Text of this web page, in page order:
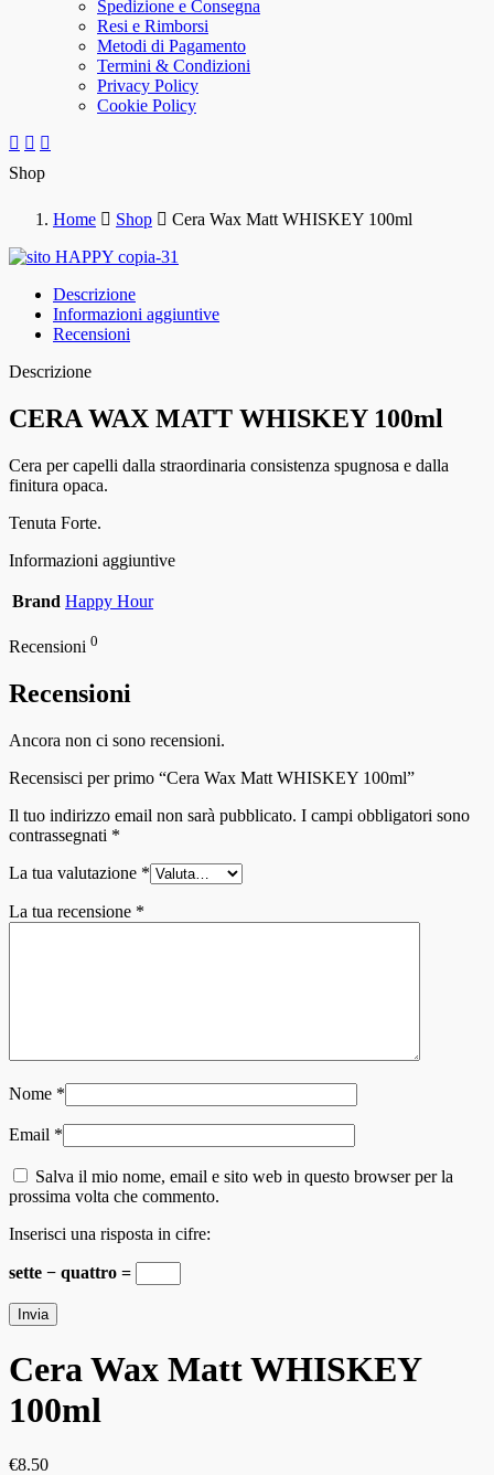
Spedizione e Consegna
Resi e Rimborsi
Metodi di Pagamento
Termini & Condizioni
Privacy Policy
Cookie Policy
Shop
Home Shop Cera Wax Matt WHISKEY 100ml
Descrizione
Informazioni aggiuntive
Recensioni
Descrizione
CERA WAX MATT WHISKEY 100ml
Cera per capelli dalla straordinaria consistenza spugnosa e dalla
finitura opaca.
Tenuta Forte.
Informazioni aggiuntive
Brand Happy Hour
Recensioni 0
Recensioni
Ancora non ci sono recensioni.
Recensisci per primo “Cera Wax Matt WHISKEY 100ml”
Il tuo indirizzo email non sarà pubblicato. I campi obbligatori sono
contrassegnati *
La tua valutazione *
La tua recensione *
Nome *
Email *
Salva il mio nome, email e sito web in questo browser per la
prossima volta che commento.
Inserisci una risposta in cifre:
sette − quattro =
Cera Wax Matt WHISKEY
100ml
€8.50